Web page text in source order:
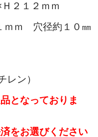
２１２ｍｍ
ｍｍ 穴径約１０㎜
レン）
となっておりま
をお選びください